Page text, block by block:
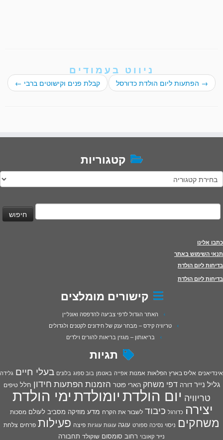
ניווט בעמודים
→ הפתעות ליום הולדת כדורסל קבלת פנים וקישוטים ברבי ←
קטגוריות
קטגוריות
חיפוש:
כתבו אלינו
תנאי השימוש באתר
בדיחות ליום הולדת
בדיחות ליום הולדת
קישורים מומלצים
האתר הגדול לדפי צביעה להדפסה ואונליין
טריוויה קידס – מבחר ענק של חידונים לקטנים ולגדולים
בריאותון – מגזין בריאות להורים וילדים
תגיות
אינדיאנים אליס בארץ הפלאות אמנות אפייה באטמן בוב ספוג בלונים בעלי חיים גלידה
גליל נייר דורה דפי משחק הארי פוטר הזמנות הפתעות חידון חלל טיפים
טריוויה יום הולדתיומולדתימי הולדת
יצירה כדורגל כיבוד לשבור את הקרח מדע מוזיקה מסביב לעולם מסכות
משחקים ניסוי נסיכה ספורט עוגה עוגות עוגיות פיצה פעילות פרחים צלחת
נייר קאובוי רחוב סומסום שוקולד תחבורה